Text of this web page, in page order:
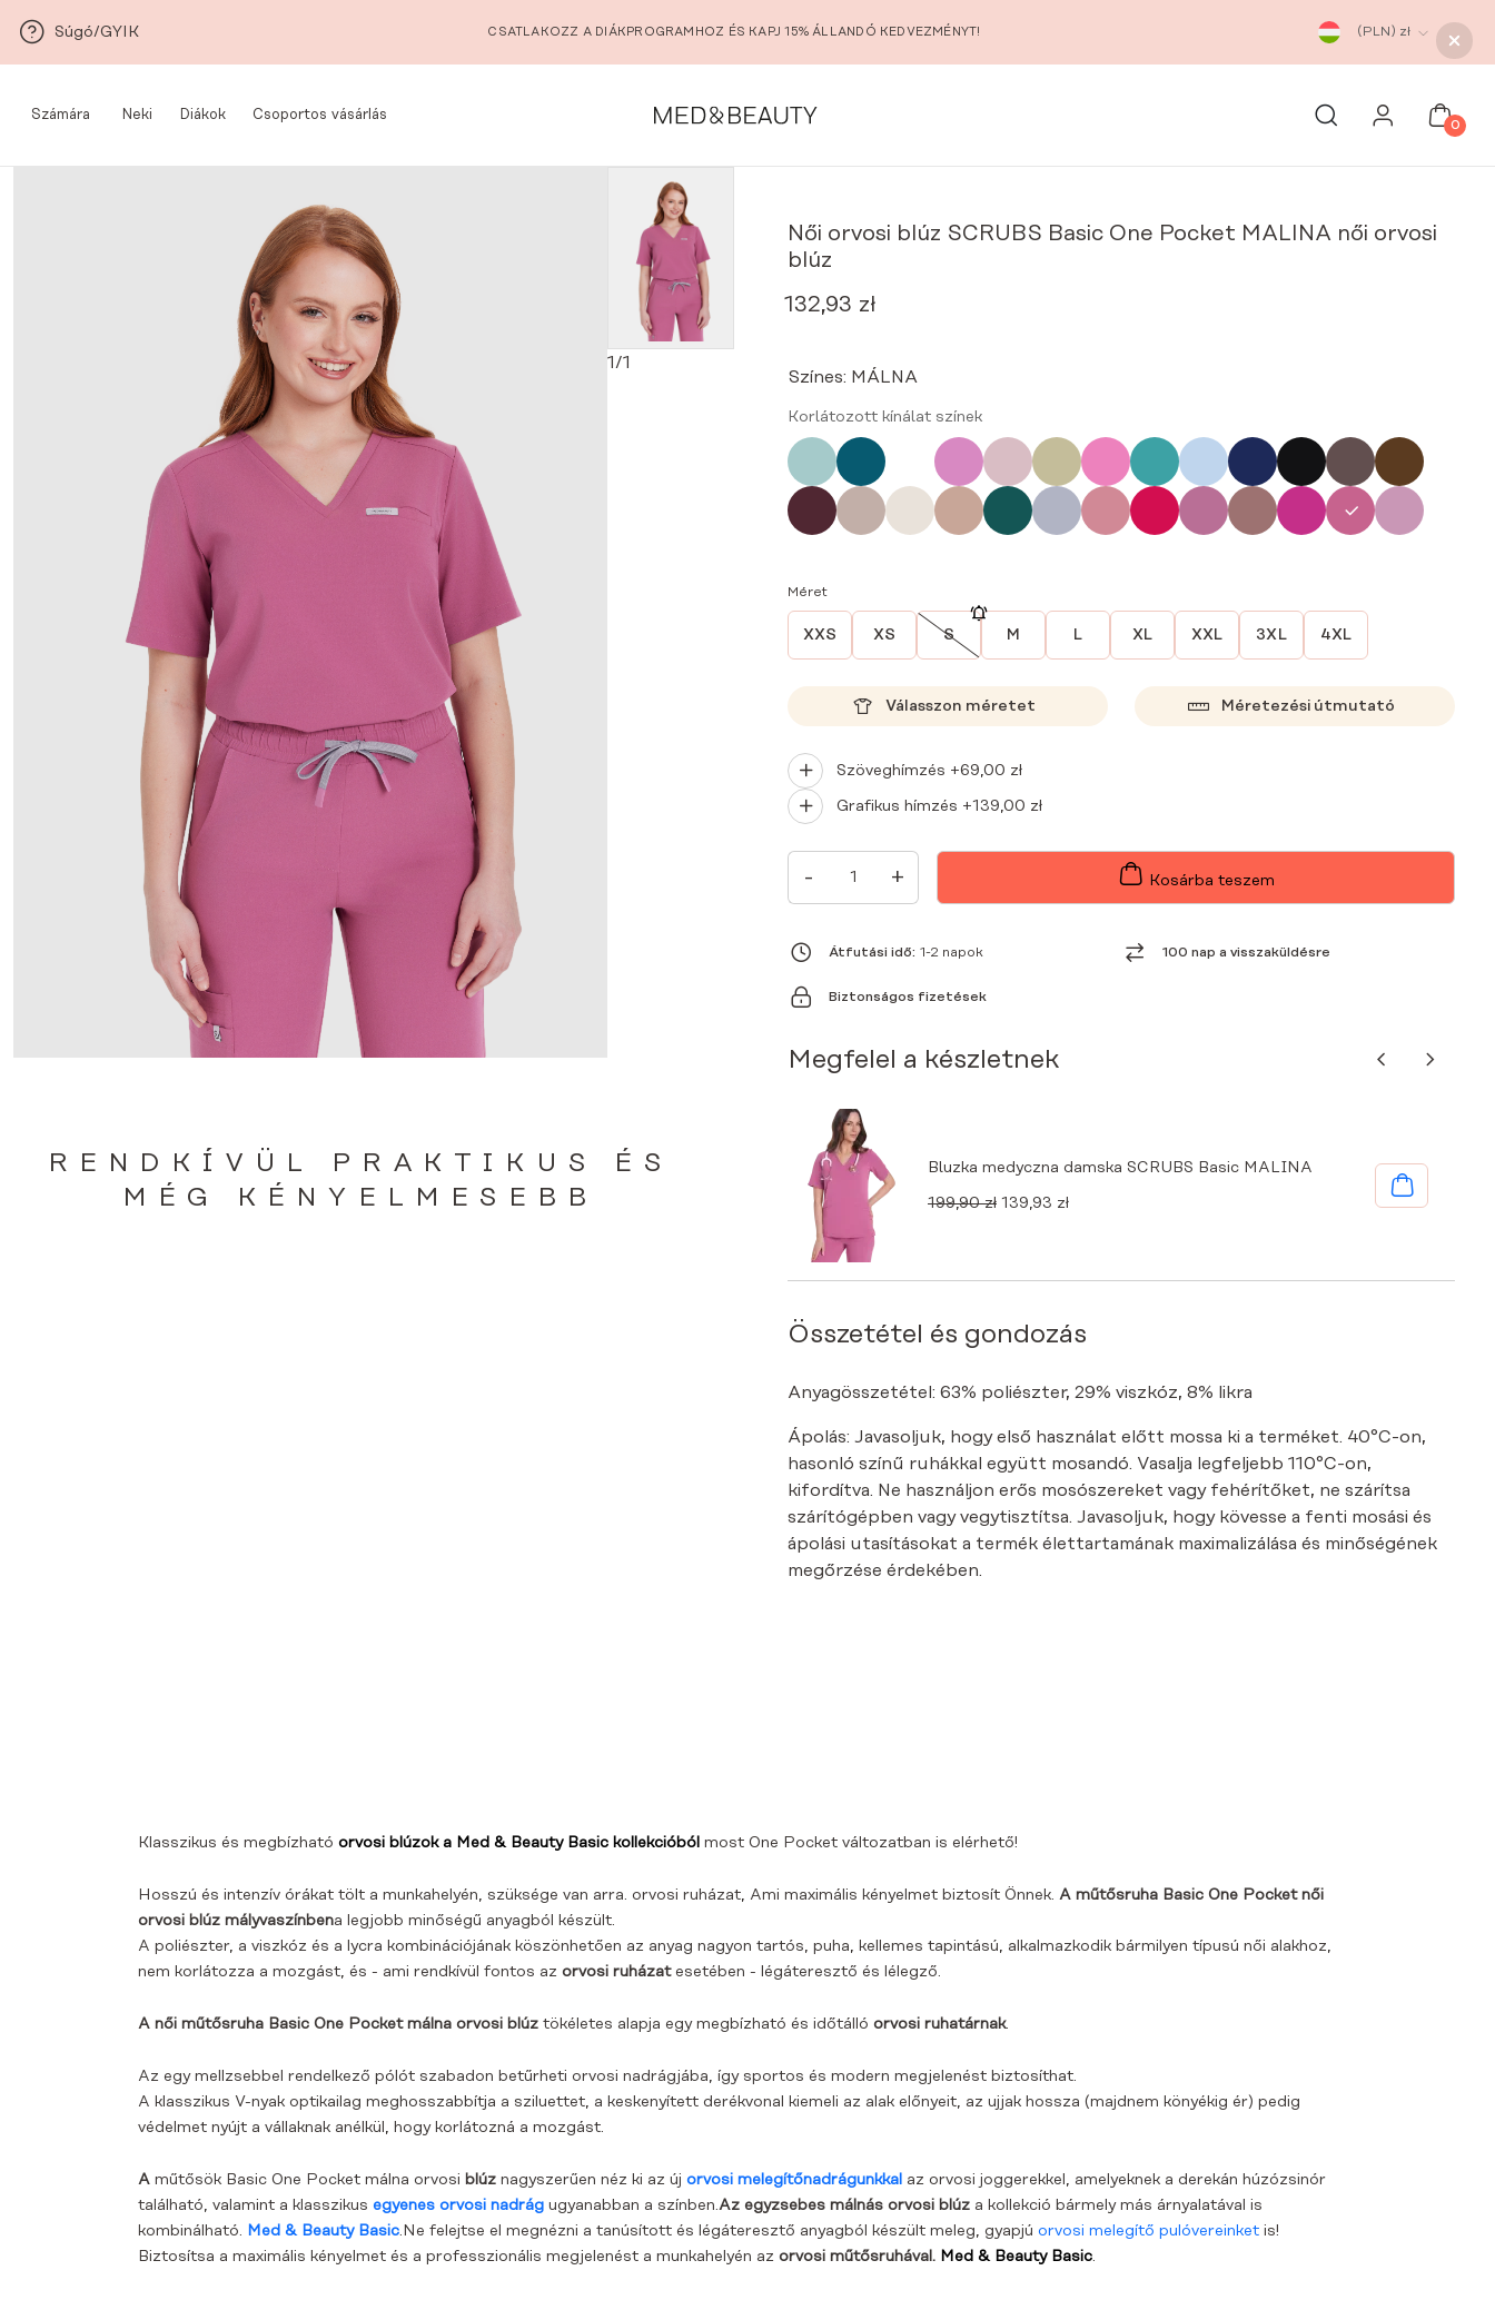
Súgó/GYIK CSATLAKOZZ A DIÁKPROGRAMHOZ ÉS KAPJ 15% ÁLLANDÓ KEDVEZMÉNYT! (PLN) zł
Számára Neki Diákok Csoportos vásárlás
0
Női orvosi blúz SCRUBS Basic One Pocket MALINA női orvosi blúz
1/1
RENDKÍVÜL PRAKTIKUS ÉS
MÉG KÉNYELMESEBB
Női orvosi blúz SCRUBS Basic One Pocket MALINA női orvosi
blúz
Original
189,90 zł.
132,93 złCurrent
132,93 zł.
Színes: MÁLNA
Korlátozott kínálat színek
Méret
XXS XS S M L XL XXL 3XL 4XL
Válasszon méretet Méretezési útmutató
Szöveghímzés +69,00 zł
Grafikus hímzés +139,00 zł
-
NŐI
ORVOSI
ONE
POCKET
MALINA
NŐI
MENNYISÉG
+ Kosárba teszem
Átfutási idő: 1-2 napok 100 nap a visszaküldésre
Biztonságos fizetések
Megfelel a készletnek
Bluzka medyczna damska SCRUBS Basic MALINA
199,90zł Original
199,90 zł.
139,93 złCurrent
139,93 zł.
Összetétel és gondozás
Anyagösszetétel: 63% poliészter, 29% viszkóz, 8% likra
Ápolás: Javasoljuk, hogy első használat előtt mossa ki a terméket. 40°C-on,
hasonló színű ruhákkal együtt mosandó. Vasalja legfeljebb 110°C-on,
kifordítva. Ne használjon erős mosószereket vagy fehérítőket, ne szárítsa
szárítógépben vagy vegytisztítsa. Javasoljuk, hogy kövesse a fenti mosási és
ápolási utasításokat a termék élettartamának maximalizálása és minőségének
megőrzése érdekében.
Klasszikus és megbízható orvosi blúzok a Med & Beauty Basic kollekcióból most One Pocket változatban is elérhető!
Hosszú és intenzív órákat tölt a munkahelyén, szüksége van arra. orvosi ruházat, Ami maximális kényelmet biztosít Önnek. A műtősruha Basic One Pocket női
orvosi blúz mályvaszínbena legjobb minőségű anyagból készült.
A poliészter, a viszkóz és a lycra kombinációjának köszönhetően az anyag nagyon tartós, puha, kellemes tapintású, alkalmazkodik bármilyen típusú női alakhoz,
nem korlátozza a mozgást, és - ami rendkívül fontos az orvosi ruházatesetében - légáteresztő és lélegző.
A női műtősruha Basic One Pocket málna orvosi blúz tökéletes alapja egy megbízható és időtálló orvosi ruhatárnak.
Az egy mellzsebbel rendelkező pólót szabadon betűrheti orvosi nadrágjába, így sportos és modern megjelenést biztosíthat.
A klasszikus V-nyak optikailag meghosszabbítja a sziluettet, a keskenyített derékvonal kiemeli az alak előnyeit, az ujjak hossza (majdnem könyékig ér) pedig
védelmet nyújt a vállaknak anélkül, hogy korlátozná a mozgást.
A műtősök Basic One Pocket málna orvosi blúz nagyszerűen néz ki az új orvosi melegítőnadrágunkkal az orvosi joggerekkel, amelyeknek a derekán húzózsinór
található, valamint a klasszikus egyenes orvosi nadrág ugyanabban a színben.Az egyzsebes málnás orvosi blúz a kollekció bármely más árnyalatával is
kombinálható. Med & Beauty Basic.Ne felejtse el megnézni a tanúsított és légáteresztő anyagból készült meleg, gyapjú orvosi melegítő pulóvereinket is!
Biztosítsa a maximális kényelmet és a professzionális megjelenést a munkahelyén az orvosi műtősruhával. Med & Beauty Basic.